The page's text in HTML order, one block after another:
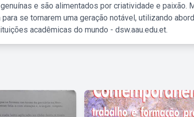
e são alimentados por criatividade e paixão.
se tornarem uma geração notável, utilizando
acadêmicas do mundo - dsw.aau.edu.et.